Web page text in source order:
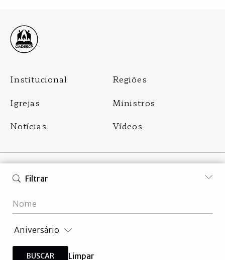
Filtrar
Aniversário
Footer
Menu
Institucional
Regiões
Igrejas
Ministros
Notícias
Vídeos
2013-2026 © ciadescp.com.br
Drupal Development by